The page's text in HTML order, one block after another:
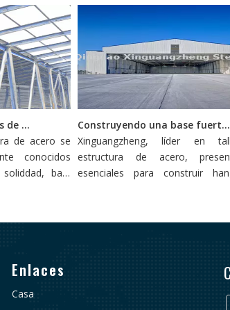
Los 5 principales beneficios de los cobertizos de estructura de acero: una inversión duradera
de acero se
conocidos
baja
Construyendo una base fuerte: puntas de construcción de hangar de acero
Xinguangzheng, líder en
estructura de acero,
esenciales para construir
las opciones resistentes como
Enlaces
Casa